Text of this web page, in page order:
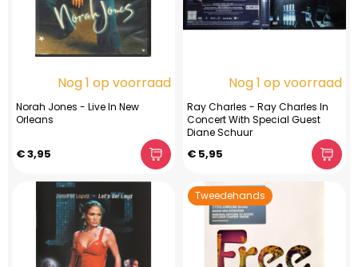
Nog 1 op voorraad
Norah Jones - Live In New
Orleans
€ 3,95
Nog 1 op voorraad
Ray Charles - Ray Charles In
Concert With Special Guest
Diane Schuur
€ 5,95
Tweedehands